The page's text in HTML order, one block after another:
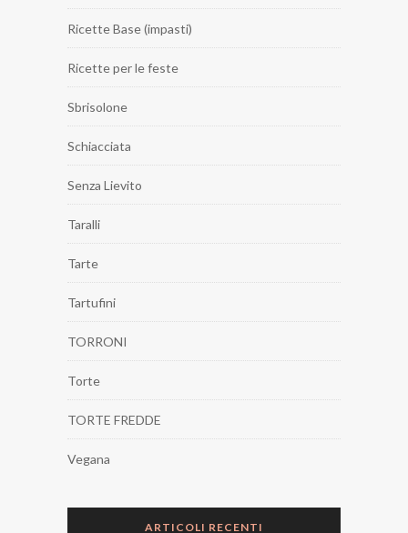
Ricette Base (impasti)
Ricette per le feste
Sbrisolone
Schiacciata
Senza Lievito
Taralli
Tarte
Tartufini
TORRONI
Torte
TORTE FREDDE
Vegana
ARTICOLI RECENTI